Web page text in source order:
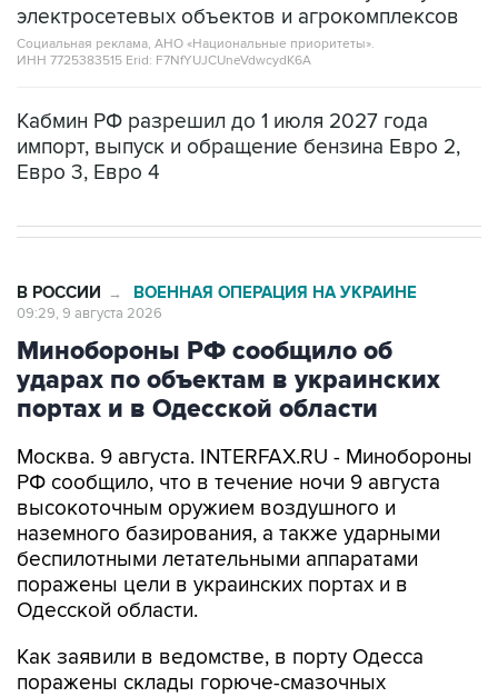
ИНН 7725383515 Erid: F7NfYUJCUneVdwcydK6A
Кабмин РФ разрешил до 1 июля 2027 года
Евро 3, Евро 4
Минобороны РФ сообщило об
ударах по объектам в украинских
портах и в Одесской области
Москва. 9 августа. INTERFAX.RU - Минобороны
высокоточным оружием воздушного и
наземного базирования, а также ударными
беспилотными летательными аппаратами
поражены цели в украинских портах и в
Одесской области.
Как заявили в ведомстве, в порту Одесса
материалов и военного имущества, а также
портовый перевалочный комплекс.